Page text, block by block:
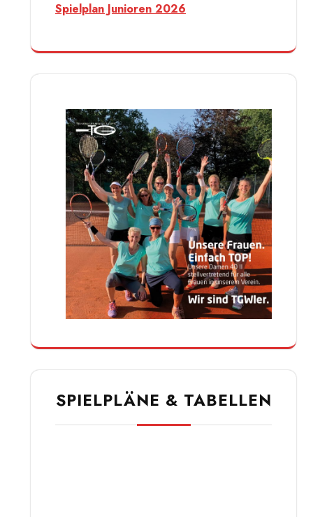
Spielplan Junioren 2026
SPIELPLÄNE & TABELLEN